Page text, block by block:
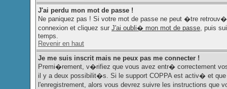
J'ai perdu mon mot de passe !
Ne paniquez pas ! Si votre mot de passe ne peut �tre
connexion et cliquez sur J'ai oubli� mon mot de passe, puis
temps.
Revenir en haut
Je me suis inscrit mais ne peux pas me connecter !
Premi�rement, v�rifiez que vous avez entr� correctement
il y a deux possibilit�s. Si le support COPPA est activ� et
l'enregistrement, alors vous devrez suivre les instructions